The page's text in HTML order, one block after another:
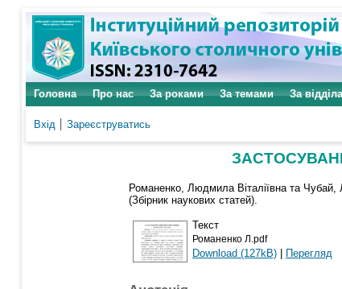
Головна Про нас За роками За темами За
Вхід Зареєструватись
Романенко, Людмила Віталіївна та Чубай,
(Збірник наукових статей).
Текст
Романенко Л.pdf
Download (127kB) | Перегляд